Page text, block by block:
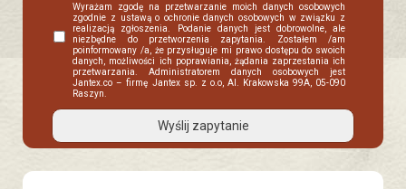
Wyrażam zgodę na przetwarzanie moich danych osobowych
zgodnie z ustawą o ochronie danych osobowych w związku z
realizacją zgłoszenia. Podanie danych jest dobrowolne, ale
niezbędne do przetworzenia zapytania. Zostałem /am
poinformowany /a, że przysługuje mi prawo dostępu do swoich
danych, możliwości ich poprawiania, żądania zaprzestania ich
przetwarzania. Administratorem danych osobowych jest
Jantex.co – firmę Jantex sp. z o.o, Al. Krakowska 99A, 05-090
Raszyn.